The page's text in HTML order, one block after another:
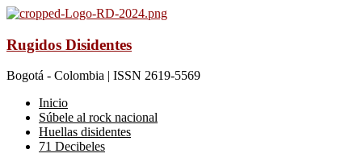
Rugidos Disidentes
Bogotá - Colombia | ISSN 2619-5569
Inicio
Súbele al rock nacional
Huellas disidentes
71 Decibeles